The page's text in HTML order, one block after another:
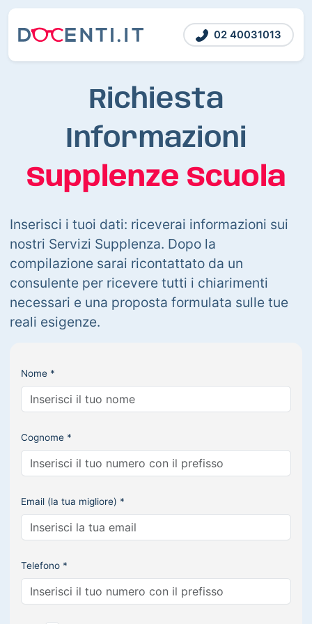
02 40031013
Richiesta
Informazioni
Supplenze Scuola
Inserisci i tuoi dati: riceverai informazioni sui
nostri Servizi Supplenza. Dopo la
compilazione sarai ricontattato da un
consulente per ricevere tutti i chiarimenti
necessari e una proposta formulata sulle tue
reali esigenze.
Nome *
Cognome *
Email (la tua migliore) *
Telefono *